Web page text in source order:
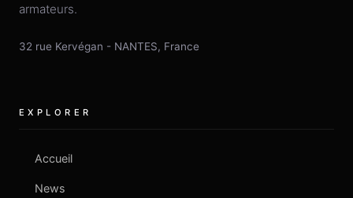
armateurs.
32 rue Kervégan - NANTES, France
EXPLORER
Accueil
News